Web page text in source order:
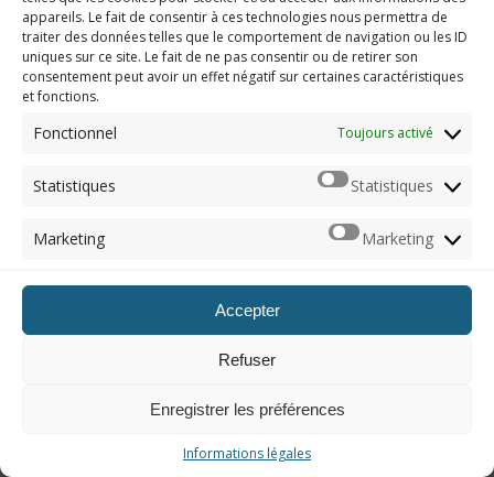
appareils. Le fait de consentir à ces technologies nous permettra de
traiter des données telles que le comportement de navigation ou les ID
uniques sur ce site. Le fait de ne pas consentir ou de retirer son
consentement peut avoir un effet négatif sur certaines caractéristiques
et fonctions.
Fonctionnel Toujours activé
Statistiques Statistiques
Marketing Marketing
Accepter
Refuser
Enregistrer les préférences
Informations légales